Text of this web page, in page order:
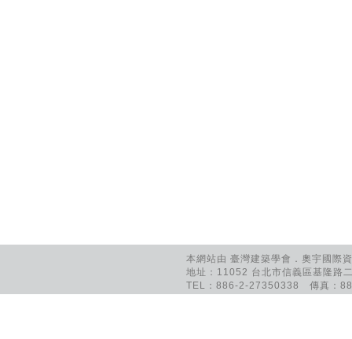
本網站由 臺灣建築學會．奧宇國
地址：11052 台北市信義區基隆路
TEL：886-2-27350338 傳真：